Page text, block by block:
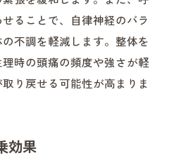
ンスを回復させる仕組み
る整体の具体的効果
の変化
整体の継続的効果
ることで、自律神経のバラ
不調を軽減します。整体を
時の頭痛の頻度や強さが軽
り戻せる可能性が高まりま
効果